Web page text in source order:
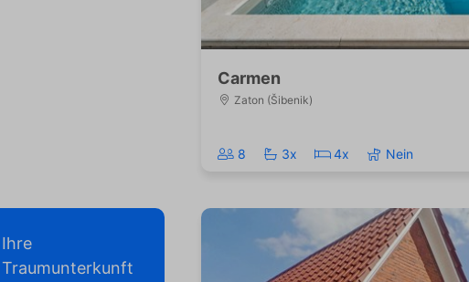
Carmen
Zaton (Šibenik)
8 3x 4x Nein
Ihre
Traumunterkunft